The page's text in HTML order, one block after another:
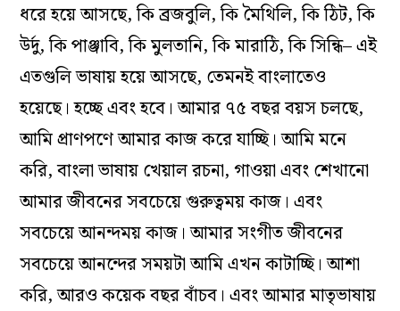
ধরে হয়ে আসছে, কি ব্রজবুলি, কি মৈথিলি, কি ঠিট, কি
উর্দু, কি পাঞ্জাবি, কি মুলতানি, কি মারাঠি, কি সিন্ধি– এই
এতগুলি ভাষায় হয়ে আসছে, তেমনই বাংলাতেও
হয়েছে। হচ্ছে এবং হবে। আমার ৭৫ বছর বয়স চলছে,
আমি প্রাণপণে আমার কাজ করে যাচ্ছি। আমি মনে
করি, বাংলা ভাষায় খেয়াল রচনা, গাওয়া এবং শেখানো
আমার জীবনের সবচেয়ে গুরুত্বময় কাজ। এবং
সবচেয়ে আনন্দময় কাজ। আমার সংগীত জীবনের
সবচেয়ে আনন্দের সময়টা আমি এখন কাটাচ্ছি। আশা
করি, আরও কয়েক বছর বাঁচব। এবং আমার মাতৃভাষায়